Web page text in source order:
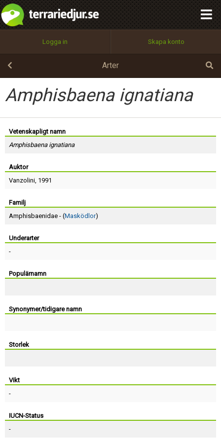
Logga in Skapa konto
Arter
Amphisbaena ignatiana
Vetenskapligt namn
Amphisbaena ignatiana
Auktor
Vanzolini, 1991
Familj
Amphisbaenidae - (Masködlor)
Underarter
-
Populärnamn
Synonymer/tidigare namn
Storlek
Vikt
-
IUCN-Status
-
Utför
100%
OK
integritetspolicy
Namn:
Epost:
Användarnamn:
Lösenord:
Terms of Service
Skapa konto
Begär nytt lösenord
Tillbaka till förstasidan